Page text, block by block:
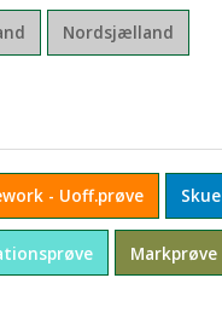
Nordsjælland
- Uoff.prøve Skue
Markprøve